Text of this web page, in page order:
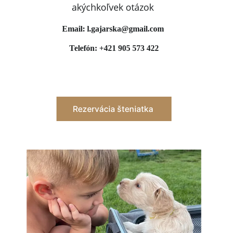
akýchkoľvek otázok
Email: l.gajarska@gmail.com
Telefón: +421 905 573 422
Rezervácia šteniatka